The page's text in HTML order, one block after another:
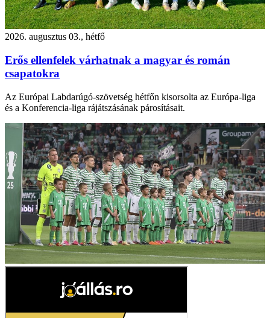
2026. augusztus 03., hétfő
Erős ellenfelek várhatnak a magyar és román
csapatokra
Az Európai Labdarúgó-szövetség hétfőn kisorsolta az Európa-liga
és a Konferencia-liga rájátszásának párosításait.